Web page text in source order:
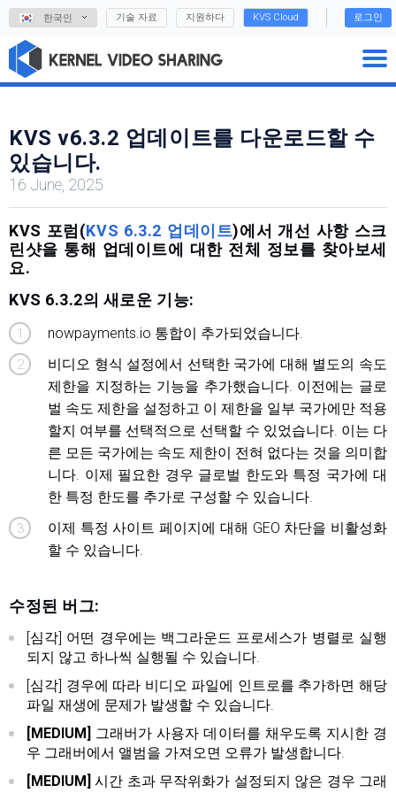
한국인 기술 자료 지원하다 KVS Cloud 로그인
KVS v6.3.2 업데이트를 다운로드할 수
있습니다.
16 June, 2025
KVS 포럼(KVS 6.3.2 업데이트)에서 개선 사항 스크
린샷을 통해 업데이트에 대한 전체 정보를 찾아보세
요.
KVS 6.3.2의 새로운 기능:
nowpayments.io 통합이 추가되었습니다.
비디오 형식 설정에서 선택한 국가에 대해 별도의 속도
제한을 지정하는 기능을 추가했습니다. 이전에는 글로
벌 속도 제한을 설정하고 이 제한을 일부 국가에만 적용
할지 여부를 선택적으로 선택할 수 있었습니다. 이는 다
른 모든 국가에는 속도 제한이 전혀 없다는 것을 의미합
니다. 이제 필요한 경우 글로벌 한도와 특정 국가에 대
한 특정 한도를 추가로 구성할 수 있습니다.
이제 특정 사이트 페이지에 대해 GEO 차단을 비활성화
할 수 있습니다.
수정된 버그:
[심각] 어떤 경우에는 백그라운드 프로세스가 병렬로 실행
되지 않고 하나씩 실행될 수 있습니다.
[심각] 경우에 따라 비디오 파일에 인트로를 추가하면 해당
파일 재생에 문제가 발생할 수 있습니다.
[MEDIUM] 그래버가 사용자 데이터를 채우도록 지시한 경
우 그래버에서 앨범을 가져오면 오류가 발생합니다.
[MEDIUM] 시간 초과 무작위화가 설정되지 않은 경우 그래